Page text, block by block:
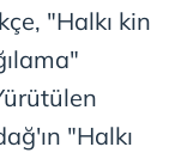
"Halkı kin
"Halkı